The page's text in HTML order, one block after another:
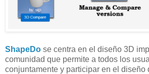
ShapeDo se centra en el diseño 3D
comunidad que permite a todos los
conjuntamente y participar en el diseño